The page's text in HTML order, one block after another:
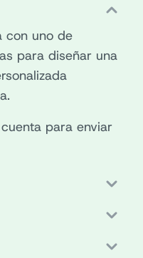
con uno de
para diseñar una
para enviar